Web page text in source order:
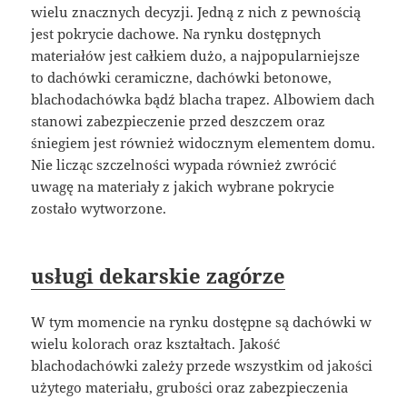
wielu znacznych decyzji. Jedną z nich z pewnością
jest pokrycie dachowe. Na rynku dostępnych
materiałów jest całkiem dużo, a najpopularniejsze
to dachówki ceramiczne, dachówki betonowe,
blachodachówka bądź blacha trapez. Albowiem dach
stanowi zabezpieczenie przed deszczem oraz
śniegiem jest również widocznym elementem domu.
Nie licząc szczelności wypada również zwrócić
uwagę na materiały z jakich wybrane pokrycie
zostało wytworzone.
usługi dekarskie zagórze
W tym momencie na rynku dostępne są dachówki w
wielu kolorach oraz kształtach. Jakość
blachodachówki zależy przede wszystkim od jakości
użytego materiału, grubości oraz zabezpieczenia